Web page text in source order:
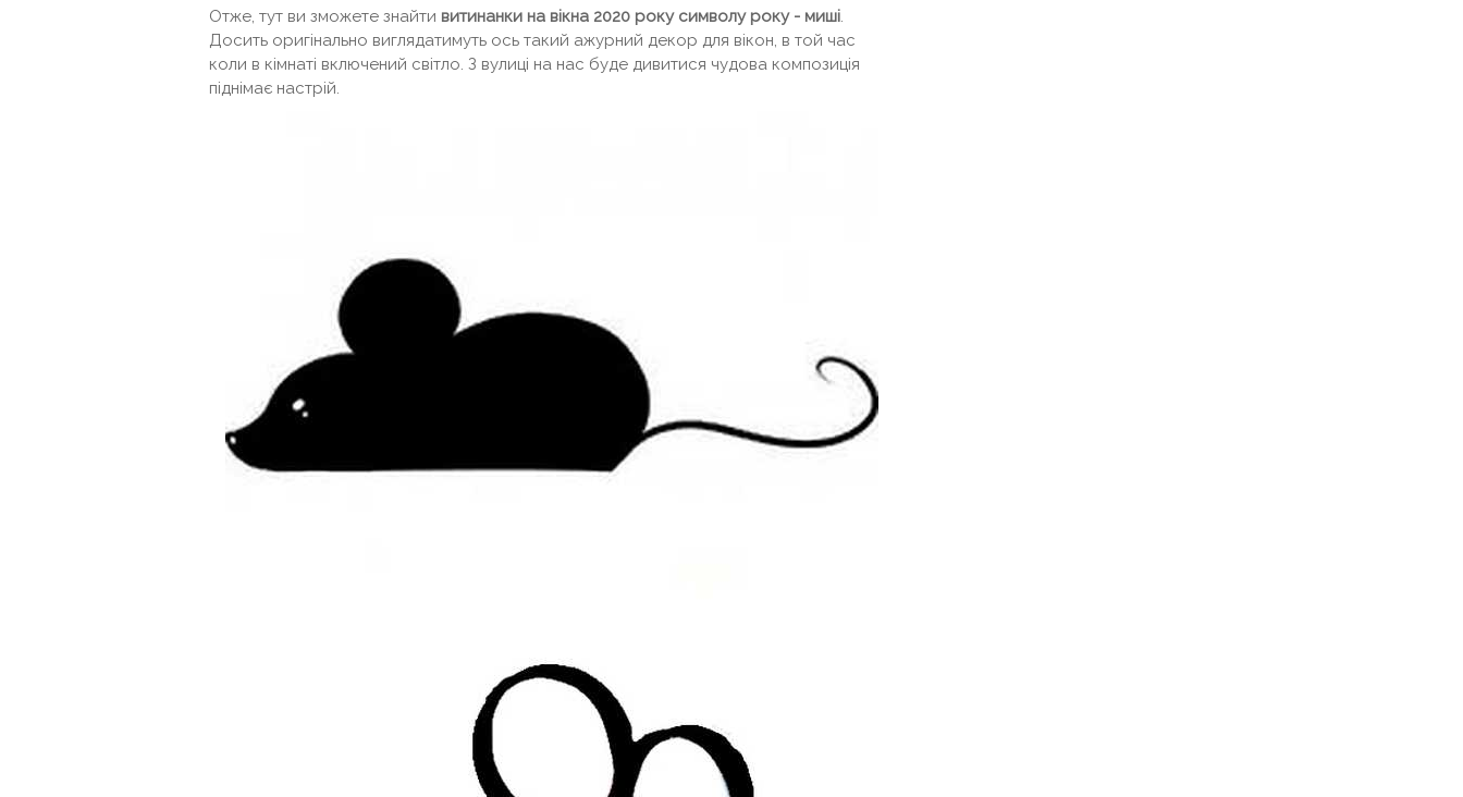
Отже, тут ви зможете знайти витинанки на вікна 2020 року символу року - миші.
Досить оригінально виглядатимуть ось такий ажурний декор для вікон, в той час
коли в кімнаті включений світло. З вулиці на нас буде дивитися чудова композиція
піднімає настрій.